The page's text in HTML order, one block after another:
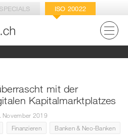
SPECIALS ISO 20022
mit der
Kapitalmarktplatzes
November 2019
Finanzieren Banken & Neo-Banken